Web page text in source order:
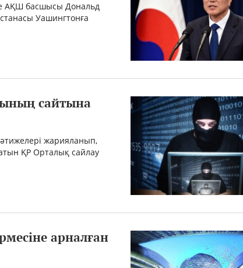
АҚШ басшысы Дональд
Уашингтонға
сайтына
жарияланып,
ҚР Орталық сайлау
арналған